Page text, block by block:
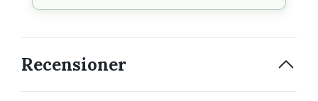
Svenskt namn
Recensioner